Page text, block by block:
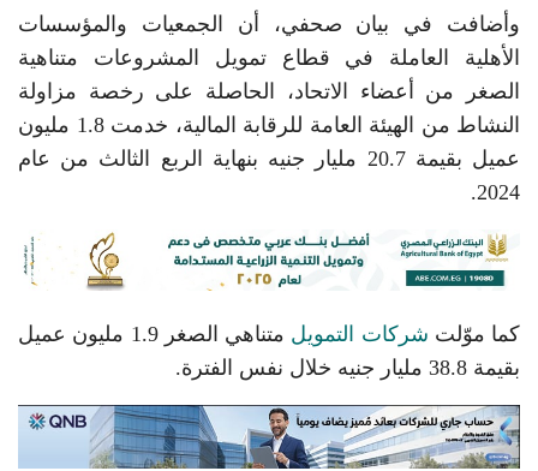
وأضافت في بيان صحفي، أن الجمعيات والمؤسسات
الأهلية العاملة في قطاع تمويل المشروعات متناهية
الصغر من أعضاء الاتحاد، الحاصلة على رخصة مزاولة
النشاط من الهيئة العامة للرقابة المالية، خدمت 1.8 مليون
عميل بقيمة 20.7 مليار جنيه بنهاية الربع الثالث من عام
2024.
كما موّلت شركات التمويل
متناهي الصغر 1.9 مليون عميل
بقيمة 38.8 مليار جنيه خلال نفس الفترة.